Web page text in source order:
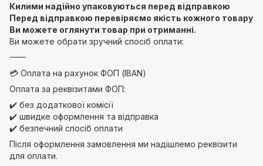
Килими надійно упаковуються перед відправкою
Перед відправкою перевіряємо якість кожного товару
Ви можете оглянути товар при отриманні.
Ви можете обрати зручний спосіб оплати:
⸻
💳 Оплата на рахунок ФОП (IBAN)
Оплата за реквізитами ФОП:
✔️ без додаткової комісії
✔️ швидке оформлення та відправка
✔️ безпечний спосіб оплати
Після оформлення замовлення ми надішлемо реквізити
для оплати.